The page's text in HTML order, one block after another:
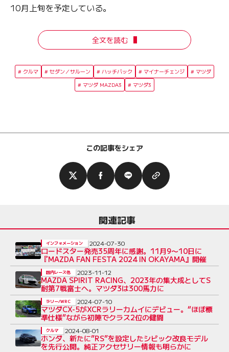
10月上旬を予定している。
全文を読む
クルマ セダン／サルーン ハッチバック マイナーチェンジ
マツダ
マツダ MAZDA3
マツダ3
この記事をシェア
関連記事
ロードスター発売35周年に感謝。11月9〜10日に
『MAZDA FAN FESTA 2024 IN OKAYAMA』開催
インフォメーション 2024-07-30
MAZDA SPIRIT RACING、2023年の集大成としてS
耐第7戦富士へ。マツダ3は300馬力に
国内レース他 2023-11-12
マツダCX-5がXCRラリーカムイにデビュー。“ほぼ標
準仕様”ながら初陣でクラス2位の健闘
ラリー/WRC 2024-07-10
ホンダ、新たに”RS”を設定したシビック改良モデル
を先行公開。純正アクセサリー情報も明らかに
クルマ 2024-08-01